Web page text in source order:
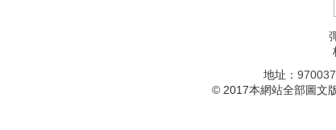
地址： 970037
© 2017本網站全部圖文